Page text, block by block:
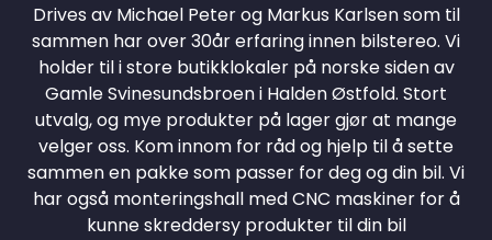
Drives av Michael Peter og Markus Karlsen som til
sammen har over 30år erfaring innen bilstereo. Vi
holder til i store butikklokaler på norske siden av
Gamle Svinesundsbroen i Halden Østfold. Stort
utvalg, og mye produkter på lager gjør at mange
velger oss. Kom innom for råd og hjelp til å sette
sammen en pakke som passer for deg og din bil. Vi
har også monteringshall med CNC maskiner for å
kunne skreddersy produkter til din bil